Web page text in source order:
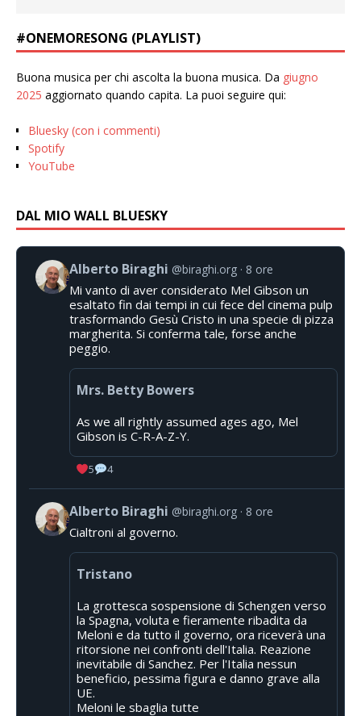
#ONEMORESONG (PLAYLIST)
Buona musica per chi ascolta la buona musica. Da giugno
2025 aggiornato quando capita. La puoi seguire qui:
Bluesky (con i commenti)
Spotify
YouTube
DAL MIO WALL BLUESKY
Alberto Biraghi @biraghi.org 8 ore
Mi vanto di aver considerato Mel Gibson un
esaltato fin dai tempi in cui fece del cinema pulp
trasformando Gesù Cristo in una specie di pizza
margherita. Si conferma tale, forse anche
peggio.
Mrs. Betty Bowers
As we all rightly assumed ages ago, Mel
Gibson is C-R-A-Z-Y.
5 4
Alberto Biraghi @biraghi.org 8 ore
Cialtroni al governo.
Tristano
La grottesca sospensione di Schengen verso
la Spagna, voluta e fieramente ribadita da
Meloni e da tutto il governo, ora riceverà una
ritorsione nei confronti dell'Italia. Reazione
inevitabile di Sanchez. Per l'Italia nessun
beneficio, pessima figura e danno grave alla
UE.
Meloni le sbaglia tutte